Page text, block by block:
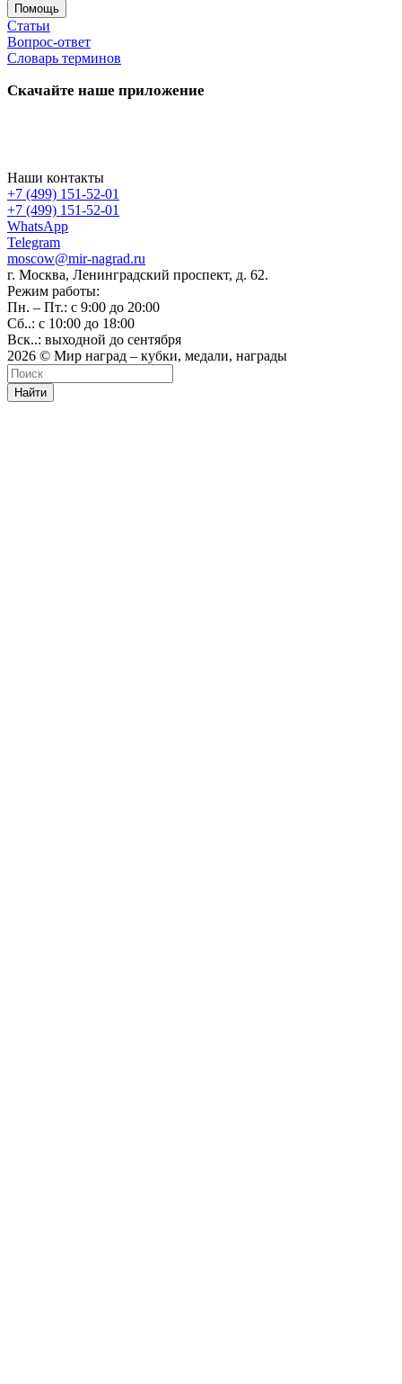
Помощь
Статьи
Вопрос-ответ
Словарь терминов
Скачайте наше приложение
Наши контакты
+7 (499) 151-52-01
+7 (499) 151-52-01
WhatsApp
Telegram
moscow@mir-nagrad.ru
г. Москва, Ленинградский проспект, д. 62.
Режим работы:
Пн. – Пт.: с 9:00 до 20:00
Сб..: с 10:00 до 18:00
Вск..: выходной до сентября
2026 © Мир наград – кубки, медали, награды
Найти